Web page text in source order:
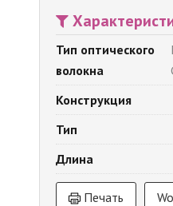
Тип оптического
волокна
Конструкция
Тип
Длина
Печать